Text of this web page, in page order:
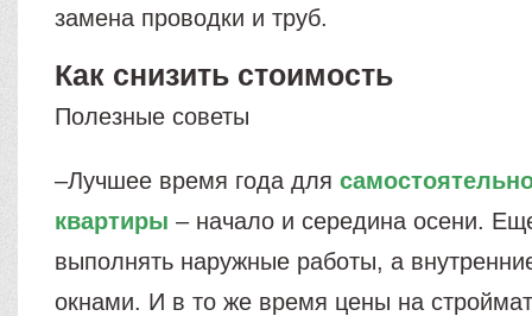
замена проводки и труб.
Как снизить стоимость
Полезные советы
–Лучшее время года для
квартиры – начало и середина осени.
выполнять наружные работы, а
окнами. И в то же время цены на